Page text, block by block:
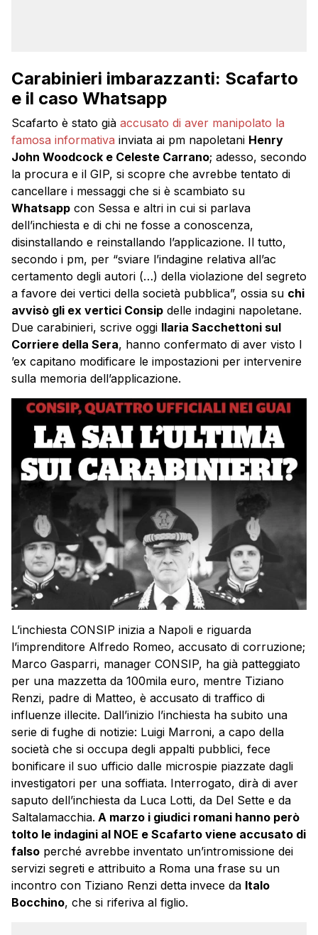
Carabinieri imbarazzanti: Scafarto
e il caso Whatsapp
Scafarto è stato già accusato di aver manipolato la
famosa informativa inviata ai pm napoletani Henry
John Woodcock e Celeste Carrano; adesso, secondo
la procura e il GIP, si scopre che avrebbe tentato di
cancellare i messaggi che si è scambiato su
Whatsapp con Sessa e altri in cui si parlava
dell’inchiesta e di chi ne fosse a conoscenza,
disinstallando e reinstallando l’applicazione. Il tutto,
secondo i pm, per “sviare l’indagine relativa all’ac
certamento degli autori (…) della violazione del segreto
a favore dei vertici della società pubblica”, ossia su chi
avvisò gli ex vertici Consip delle indagini napoletane.
Due carabinieri, scrive oggi Ilaria Sacchettoni sul
Corriere della Sera, hanno confermato di aver visto l
’ex capitano modificare le impostazioni per intervenire
sulla memoria dell’applicazione.
L’inchiesta CONSIP inizia a Napoli e riguarda
l’imprenditore Alfredo Romeo, accusato di corruzione;
Marco Gasparri, manager CONSIP, ha già patteggiato
per una mazzetta da 100mila euro, mentre Tiziano
Renzi, padre di Matteo, è accusato di traffico di
influenze illecite. Dall’inizio l’inchiesta ha subito una
serie di fughe di notizie: Luigi Marroni, a capo della
società che si occupa degli appalti pubblici, fece
bonificare il suo ufficio dalle microspie piazzate dagli
investigatori per una soffiata. Interrogato, dirà di aver
saputo dell’inchiesta da Luca Lotti, da Del Sette e da
Saltalamacchia. A marzo i giudici romani hanno però
tolto le indagini al NOE e Scafarto viene accusato di
falso perché avrebbe inventato un’intromissione dei
servizi segreti e attribuito a Roma una frase su un
incontro con Tiziano Renzi detta invece da Italo
Bocchino, che si riferiva al figlio.